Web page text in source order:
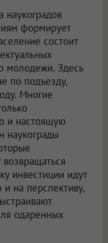
наукоградов
формирует
состоит
молодежи. Здесь
по подъезду,
Многие
и настоящую
наукограды
инвестиции идут
на перспективу,
одаренных